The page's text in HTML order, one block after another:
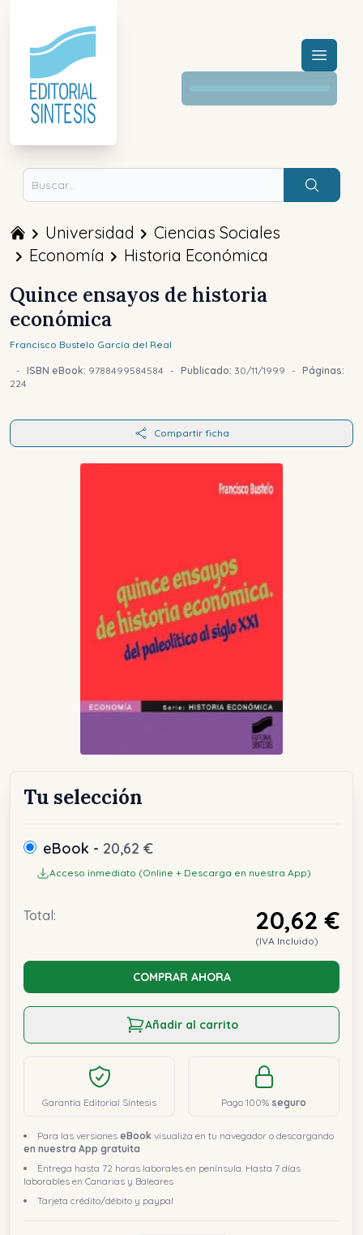
Menú
Buscar
Universidad
Ciencias Sociales
Economía
Historia Económica
Quince ensayos de historia
económica
Francisco Bustelo García del Real
- ISBN eBook: 9788499584584 - Publicado: 30/11/1999 - Páginas:
224
Compartir ficha
Tu selección
eBook - 20,62 €
Acceso inmediato (Online + Descarga en nuestra App)
Total: 20,62 €
(IVA Incluido)
COMPRAR AHORA
Añadir al carrito
Garantía Editorial Síntesis Pago 100% seguro
Para las versiones eBook visualiza en tu navegador o descargando
en nuestra App gratuita
Entrega hasta 72 horas laborales en península. Hasta 7 días
laborables en Canarias y Baleares
Tarjeta crédito/débito y paypal